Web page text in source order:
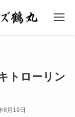
トローリン
8月19日